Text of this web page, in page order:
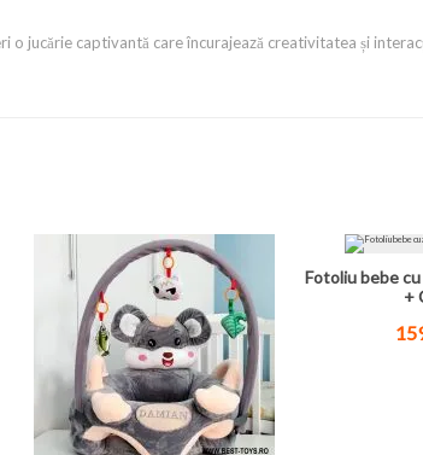
jucărie captivantă care încurajează creativitatea și
Fotoliu bebe
+